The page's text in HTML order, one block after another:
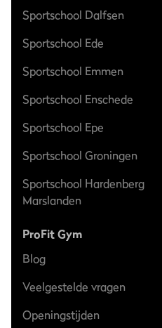
Sportschool Dalfsen
Sportschool Ede
Sportschool Emmen
Sportschool Enschede
Sportschool Epe
Sportschool Groningen
Sportschool Hardenberg
Marslanden
ProFit Gym
Blog
Veelgestelde vragen
Openingstijden